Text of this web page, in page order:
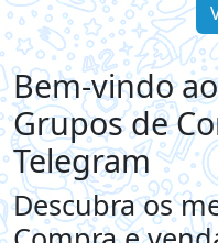
Bem-vindo
Grupos de
Telegram
Descubra os